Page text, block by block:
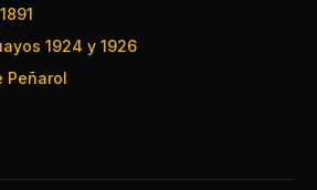
1924 y 1926
Peñarol